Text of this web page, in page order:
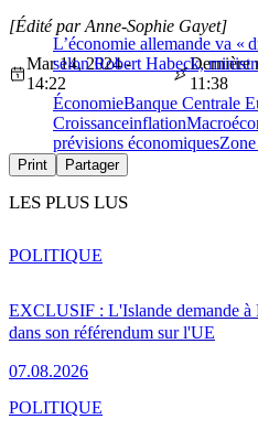
L’économie allemande va «
selon Robert Habeck,
[Édité par Anne-Sophie Gayet]
Mar 14, 2024 -
14:22
Dernière
11:38
ÉconomieBanque Centrale
Croissanceinflation
prévisions économiques
Print Partager
LES PLUS LUS
EXCLUSIF : L'Islande demande à
dans son référendum sur l'UE
07.08.2026
POLITIQUE
POLITIQUE